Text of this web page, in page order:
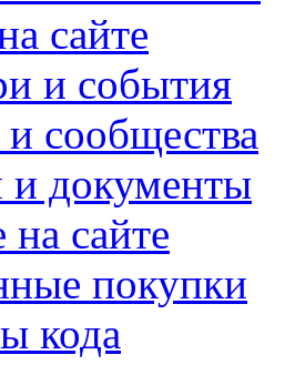
сайте
и события
сообщества
и документы
сайте
покупки
кода